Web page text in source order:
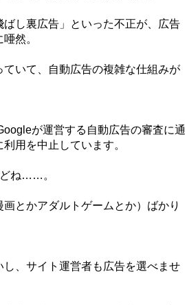
し裏広告」といった不正が、広告
然。
いて、自動広告の複雑な仕組みが
が運営する自動広告の審査に通
用を中止しています。
ね……。
とかアダルトゲームとか）ばかり
、サイト運営者も広告を選べませ